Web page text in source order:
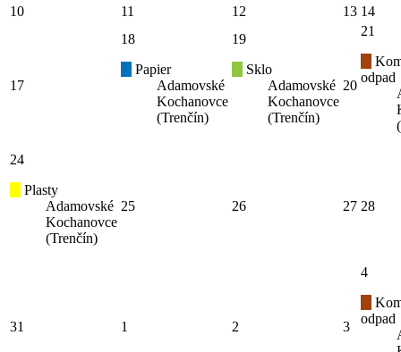
10 11 12 13 14
17
18
Papier
Adamovské
Kochanovce
(Trenčín)
19
Sklo
Adamovské
Kochanovce
(Trenčín)
20
21
odpad
24
Plasty
Adamovské
Kochanovce
(Trenčín)
25 26 27 28
31 1 2 3
4
odpad